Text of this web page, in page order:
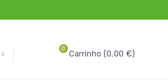
0
Carrinho 0,00 €